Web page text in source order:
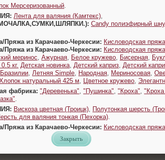
Мерсеризованный
Лента для валяния (Камтекс)
МОЧАЛКА,СУМКИ,ШЛЯПКИ.): Candy полиэфирный
Пряжа из Карачаево-Черкесии: Кисловодская
Пряжа из Карачаево-Черкесии: Кисловодская
меринос Ажурная Белое кружево Бисерная
кг. Детская новинка Детский каприз Детский
Летняя Simple Народная Мериносовая
натуральный 425 м Цветное кружево
фабрика: "Деревенька" "Пушинка" "Кроха" "Кроха
Вискоза цветная (Троицк) Полутонкая шерсть
для валяния тонкая (Пехорка)
Пряжа из Карачаево-Черкесии: Кисловодская
Закрыть